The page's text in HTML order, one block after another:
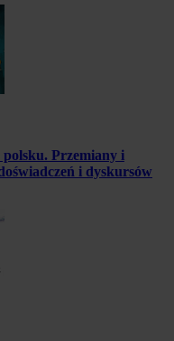
polsku. Przemiany i
i dyskursów